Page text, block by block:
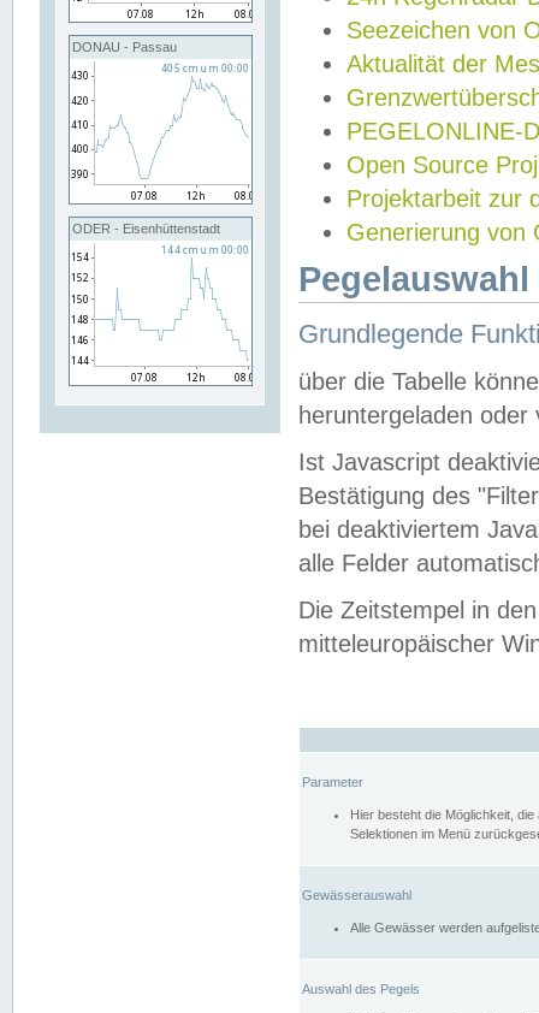
DONAU - Passau
ODER - Eisenhüttenstadt
Seezeichen von
Aktualität der
PEGELONLINE-
Open Source
Projektarbeit zur
Generierung von
Grundlegende
über die Tabelle
heruntergeladen oder
Ist Javascript
Bestätigung des
bei deaktiviertem
alle Felder
Die Zeitstempel in
mitteleuropäischer
Parameter
Hier besteht die Möglichkeit,
Selektionen im Menü
Gewässerauswahl
Alle Gewässer werden
Auswahl des Pegels